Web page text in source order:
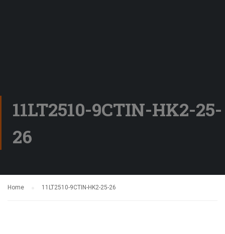
11LT2510-9CTIN-HK2-25-
26
Home 11LT2510-9CTIN-HK2-25-26